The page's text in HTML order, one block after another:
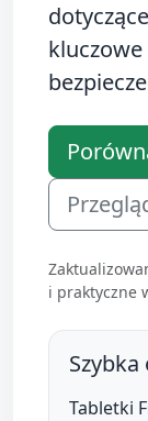
i praktyczne
Tabletki